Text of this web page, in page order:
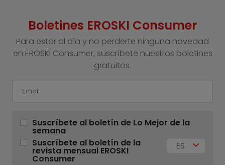
Boletines EROSKI Consumer
Para estar al día y no perderte ninguna novedad
en EROSKI Consumer, suscríbete nuestros boletines
gratuitos.
Suscríbete al boletín de Lo Mejor de la
semana
Suscríbete al boletín de la
revista mensual EROSKI
Consumer
ES